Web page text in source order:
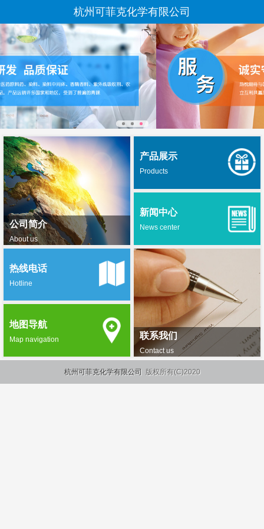
杭州可菲克化学有限公司
公司简介
About us
产品展示
Products
新闻中心
News center
联系我们
Contact us
热线电话
Hotline
地图导航
Map navigation
杭州可菲克化学有限公司 版权所有(C)2020